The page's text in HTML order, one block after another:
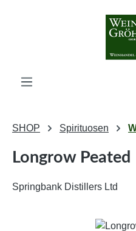
Zum Hauptinhalt springen
SHOP Spirituosen
Longrow Peated
Springbank Distillers Ltd
Bildergalerie überspringen